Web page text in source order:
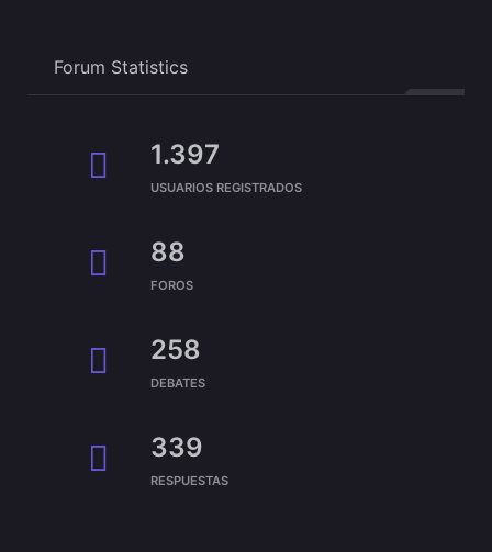
Forum Statistics
1.397
USUARIOS REGISTRADOS
88
FOROS
258
DEBATES
339
RESPUESTAS